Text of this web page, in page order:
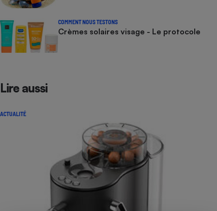
COMMENT NOUS TESTONS
Crèmes solaires visage - Le protocole
Lire aussi
ACTUALITÉ